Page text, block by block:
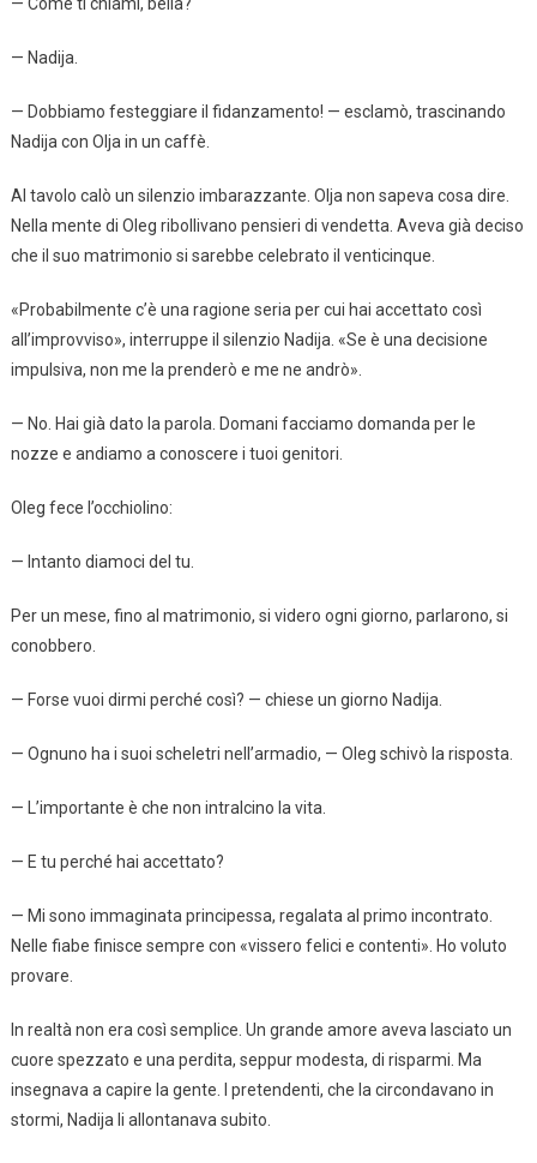
— Nadija.
— Dobbiamo festeggiare il fidanzamento! — esclamò, trascinando
Nadija con Olja in un caffè.
Al tavolo calò un silenzio imbarazzante. Olja non sapeva cosa dire.
Nella mente di Oleg ribollivano pensieri di vendetta. Aveva già deciso
che il suo matrimonio si sarebbe celebrato il venticinque.
«Probabilmente c’è una ragione seria per cui hai accettato così
all’improvviso», interruppe il silenzio Nadija. «Se è una decisione
impulsiva, non me la prenderò e me ne andrò».
— No. Hai già dato la parola. Domani facciamo domanda per le
nozze e andiamo a conoscere i tuoi genitori.
Oleg fece l’occhiolino:
— Intanto diamoci del tu.
Per un mese, fino al matrimonio, si videro ogni giorno, parlarono, si
conobbero.
— Forse vuoi dirmi perché così? — chiese un giorno Nadija.
— Ognuno ha i suoi scheletri nell’armadio, — Oleg schivò la risposta.
— L’importante è che non intralcino la vita.
— E tu perché hai accettato?
— Mi sono immaginata principessa, regalata al primo incontrato.
Nelle fiabe finisce sempre con «vissero felici e contenti». Ho voluto
provare.
In realtà non era così semplice. Un grande amore aveva lasciato un
cuore spezzato e una perdita, seppur modesta, di risparmi. Ma
insegnava a capire la gente. I pretendenti, che la circondavano in
stormi, Nadija li allontanava subito.